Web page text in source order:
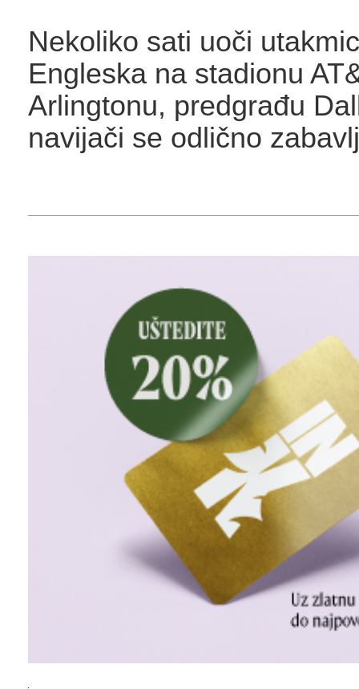
Nekoliko sati uoči
Engleska na stadionu
Arlingtonu, predgrađu
navijači se odlično